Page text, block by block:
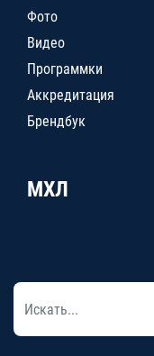
Фото
Видео
Программки
Аккредитация
Брендбук
МХЛ